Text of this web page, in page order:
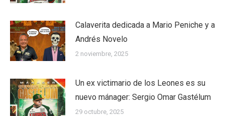
Calaverita dedicada a Mario Peniche y a
Andrés Novelo
2 noviembre, 2025
Un ex victimario de los Leones es su
nuevo mánager: Sergio Omar Gastélum
29 octubre, 2025